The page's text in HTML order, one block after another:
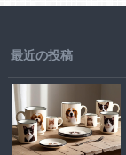
最近の投稿